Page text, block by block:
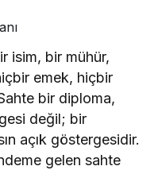
isim, bir mühür,
emek, hiçbir
bir diploma,
değil; bir
açık göstergesidir.
gelen sahte